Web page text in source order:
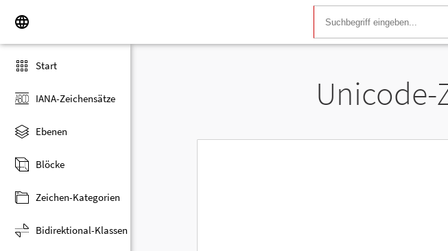
Start
IANA-Zeichensätze
Ebenen
Blöcke
Zeichen-Kategorien
Bidirektional-Klassen
Unicode-